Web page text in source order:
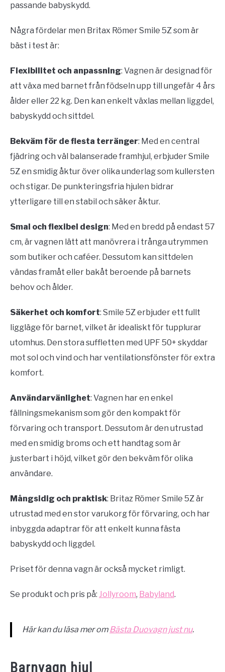
passande babyskydd.
Några fördelar men Britax Römer Smile 5Z som är
bäst i test är:
Flexibilitet och anpassning: Vagnen är designad för
att växa med barnet från födseln upp till ungefär 4 års
ålder eller 22 kg. Den kan enkelt växlas mellan liggdel,
babyskydd och sittdel.
Bekväm för de flesta terränger: Med en central
fjädring och väl balanserade framhjul, erbjuder Smile
5Z en smidig åktur över olika underlag som kullersten
och stigar. De punkteringsfria hjulen bidrar
ytterligare till en stabil och säker åktur.
Smal och flexibel design: Med en bredd på endast 57
cm, är vagnen lätt att manövrera i trånga utrymmen
som butiker och caféer. Dessutom kan sittdelen
vändas framåt eller bakåt beroende på barnets
behov och ålder.
Säkerhet och komfort: Smile 5Z erbjuder ett fullt
liggläge för barnet, vilket är idealiskt för tupplurar
utomhus. Den stora suffletten med UPF 50+ skyddar
mot sol och vind och har ventilationsfönster för extra
komfort.
Användarvänlighet: Vagnen har en enkel
fällningsmekanism som gör den kompakt för
förvaring och transport. Dessutom är den utrustad
med en smidig broms och ett handtag som är
justerbart i höjd, vilket gör den bekväm för olika
användare.
Mångsidig och praktisk: Britaz Römer Smile 5Z är
utrustad med en stor varukorg för förvaring, och har
inbyggda adaptrar för att enkelt kunna fästa
babyskydd och liggdel.
Priset för denna vagn är också mycket rimligt.
Se produkt och pris på: Jollyroom, Babyland.
Här kan du läsa mer omBästa Duovagn just nu.
Barnvagn hjul